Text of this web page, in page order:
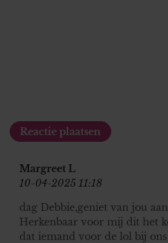
Margreet L
10-04-2025 11:18
dag Debbie,geniet van jou
Herkenbaar voor mij dit het
dat iemand voor de lol bij